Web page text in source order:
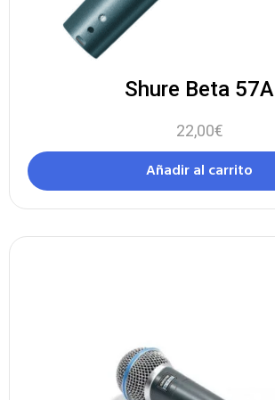
Shure Beta 57A
22,00€
Añadir al carrito